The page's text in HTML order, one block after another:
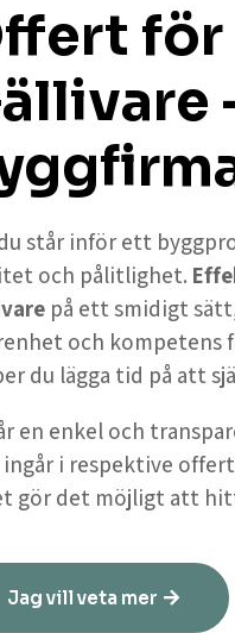
står inför ett
och pålitlighet.
på ett smidigt
och kompetens
du lägga tid på att
en enkel och
ingår i respektive
gör det möjligt att
Jag vill veta mer